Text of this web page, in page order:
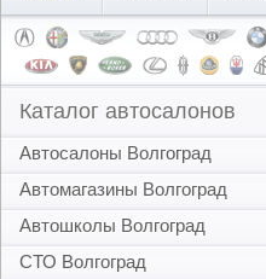
Каталог автосалонов
Автосалоны Волгоград
Автомагазины Волгоград
Автошколы Волгоград
СТО Волгоград